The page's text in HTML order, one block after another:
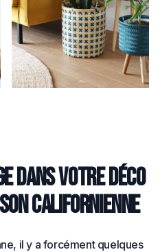
dans votre déco
californienne
il y a forcément quelques